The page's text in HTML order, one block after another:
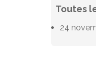
Toutes
24